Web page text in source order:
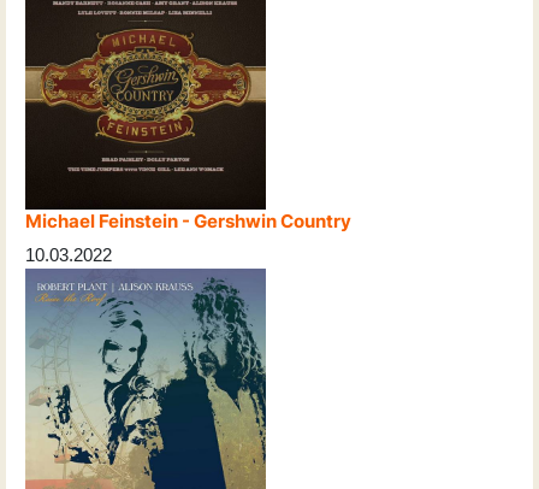
Michael Feinstein - Gershwin Country
10.03.2022